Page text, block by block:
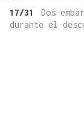
17/31
Dos
durante el